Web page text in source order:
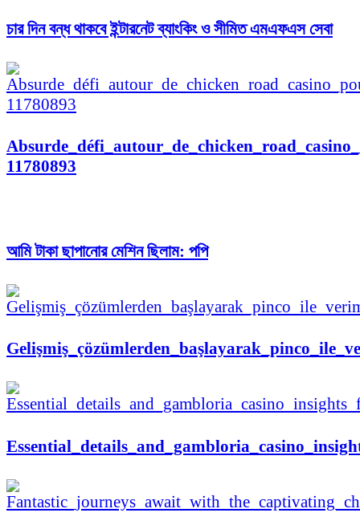
চার দিন বন্ধ থাকবে ইন্টারনেট ব্যাংকিং ও সীমিত এমএফএস সেবা
11780893
আমি টাকা ছাপানোর মেশিন ছিলাম: পপি